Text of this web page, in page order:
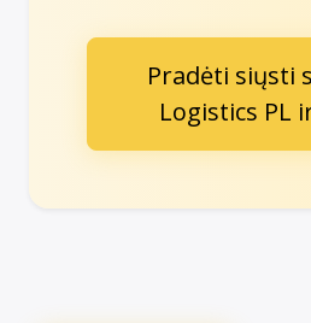
Pradėti siųsti
Logistics PL